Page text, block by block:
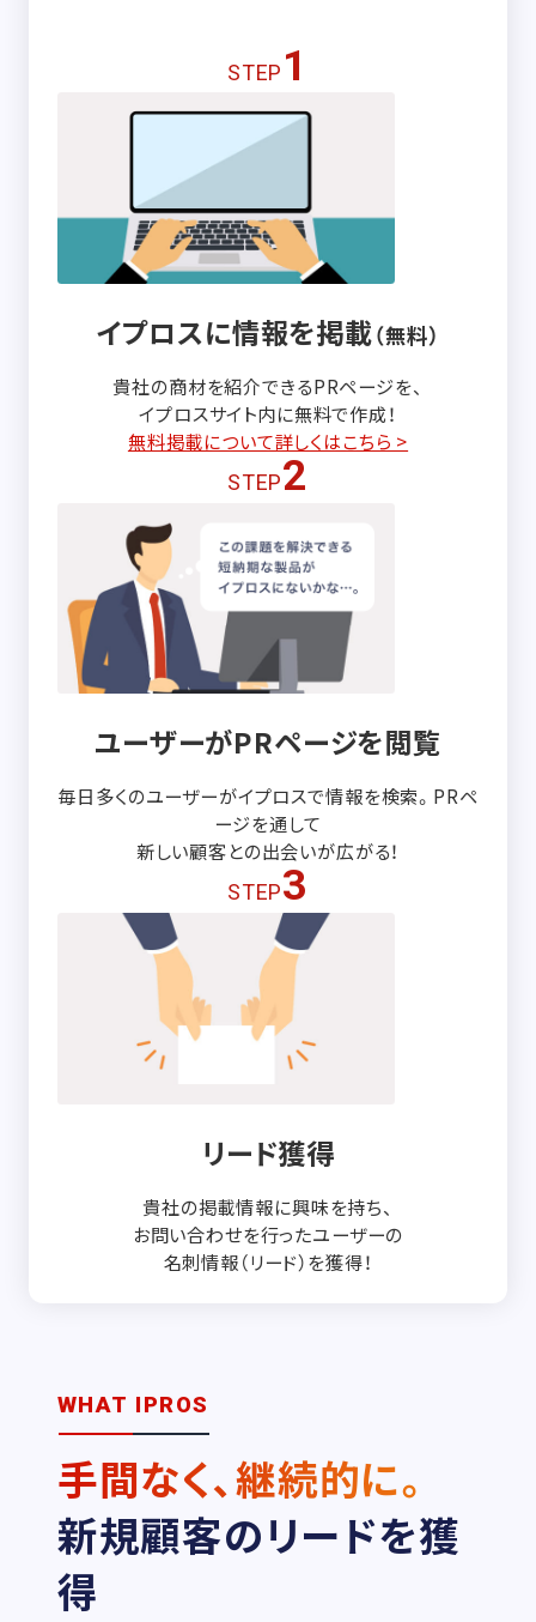
STEP 1
イプロスに情報を掲載（無料）
貴社の商材を紹介できるPRページを、
イプロスサイト内に無料で作成！
無料掲載について詳しくはこちら >
STEP2
ユーザーがPRページを閲覧
毎日多くのユーザーがイプロスで情報を検索。PRペ
ージを通して
新しい顧客との出会いが広がる！
STEP3
リード獲得
貴社の掲載情報に興味を持ち、
お問い合わせを行ったユーザーの
名刺情報（リード）を獲得！
WHAT IPROS
手間なく、継続的に。
新規顧客のリードを獲
得